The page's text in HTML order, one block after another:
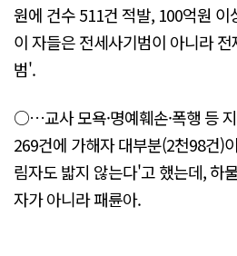
원에 건수 511건 적발, 100억원
이 자들은 전세사기범이 아니라
범'.
○…교사 모욕·명예훼손·폭행 등
269건에 가해자 대부분(2천98건)
림자도 밟지 않는다'고 했는데, 하
자가 아니라 패륜아.